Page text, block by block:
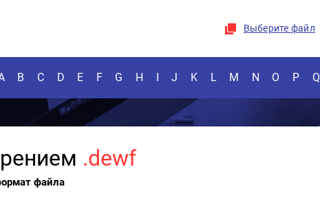
Выберите файл
B C D E F G H I J K L M N O P Q
.dewf
файла